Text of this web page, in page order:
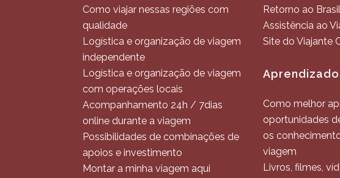
Como viajar nessas regiões com
qualidade
Logística e organização de viagem
independente
Logística e organização de viagem
com operações locais
Acompanhamento 24h / 7dias
online durante a viagem
Possibilidades de combinações de
apoios e investimento
Montar a minha viagem aqui
Retorno ao Brasil
Assistência ao
Site do Viajante
Como melhor
oportunidades
os
viagem
Livros, filmes,